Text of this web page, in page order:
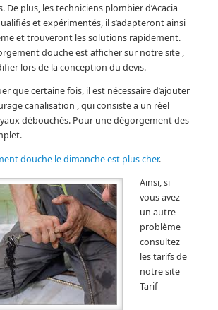
De plus, les techniciens plombier d’Acacia
et expérimentés, il s’adapteront ainsi
et trouveront les solutions rapidement.
douche est afficher sur notre site ,
lors de la conception du devis.
que certaine fois, il est nécessaire d’ajouter
canalisation , qui consiste a un réel
débouchés. Pour une dégorgement des
douche le dimanche est plus cher.
Ainsi, si
vous avez
un autre
problème
consultez
les tarifs de
notre site
Tarif-